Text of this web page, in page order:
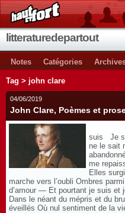
litteraturedepartout
Notes Catégories
Tag > john clare
04/06/2019
John Clare, Poèmes et
suis Je
ne le sait
me
Elles
marche vers l’oubli Ombres
d’amour — Et pourtant je suis
Dans le néant du mépris et du
éveillés Où nul sentiment de la